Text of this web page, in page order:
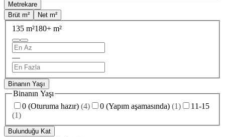
Metrekare
Brüt m²
Net m²
135 m²180+ m²
—
Binanın Yaşı
Binanın Yaşı
0 (Oturuma hazır) (4) 0 (Yapım aşamasında) (1)
11-15
(1)
Bulunduğu Kat